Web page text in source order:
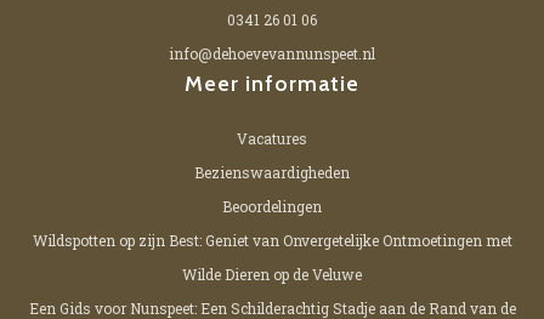
0341 26 01 06
info@dehoevevannunspeet.nl
Meer informatie
Vacatures
Bezienswaardigheden
Beoordelingen
Wildspotten op zijn Best: Geniet van Onvergetelijke Ontmoetingen met
Wilde Dieren op de Veluwe
Een Gids voor Nunspeet: Een Schilderachtig Stadje aan de Rand van de